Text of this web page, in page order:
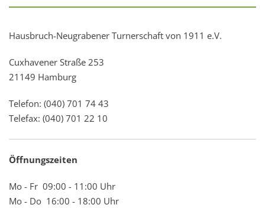
Hausbruch-Neugrabener Turnerschaft von 1911 e.V.
Cuxhavener Straße 253
21149 Hamburg
Telefon: (040) 701 74 43
Telefax: (040) 701 22 10
Öffnungszeiten
Mo - Fr 09:00 - 11:00 Uhr
Mo - Do 16:00 - 18:00 Uhr